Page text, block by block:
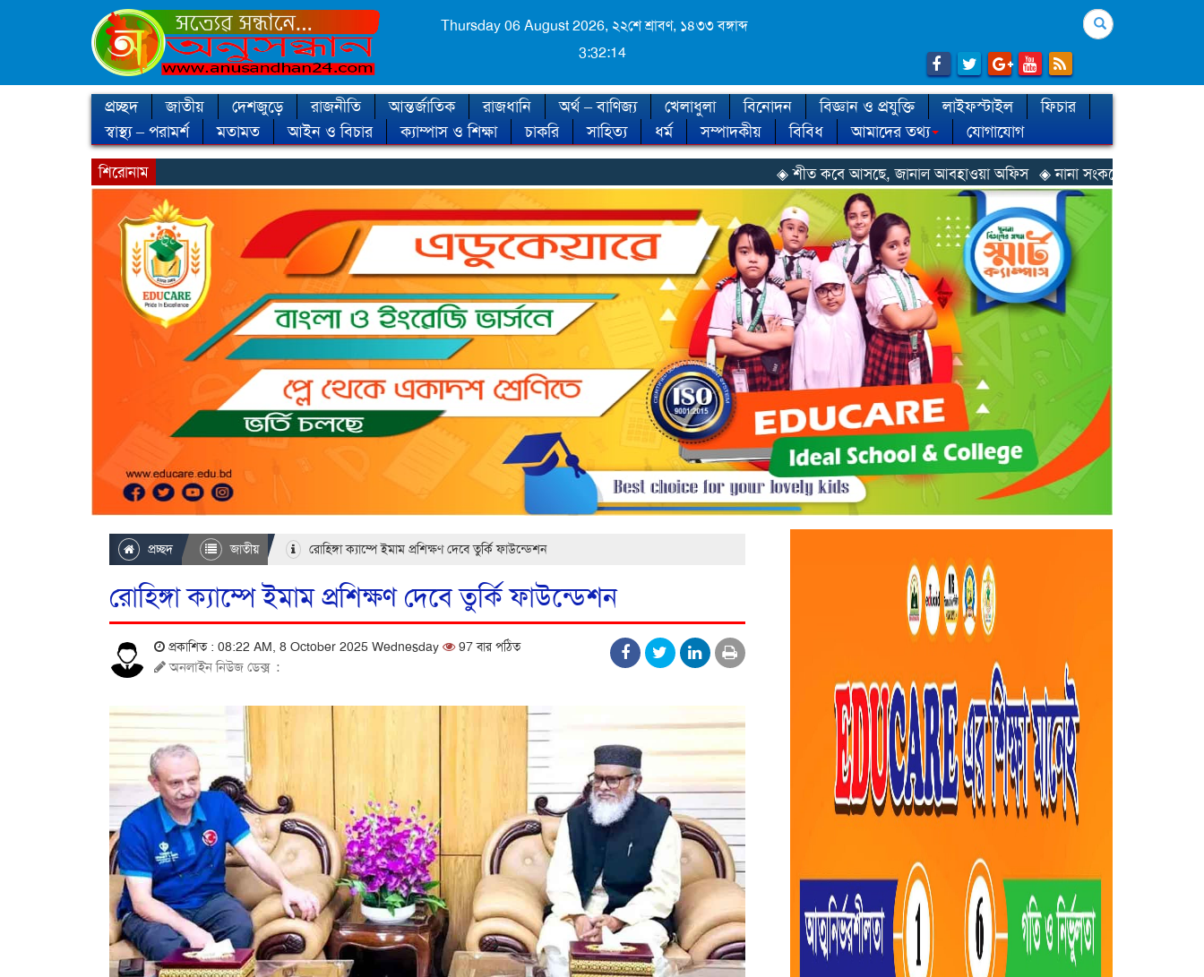
Thursday 06 August 2026, ২২শে শ্রাবণ, ১৪৩৩ বঙ্গাব্দ
3:32:16
Search
প্রচ্ছদ জাতীয় দেশজুড়ে রাজনীতি আন্তর্জাতিক রাজধানি অর্থ – বাণিজ্য খেলাধুলা বিনোদন বিজ্ঞান ও প্রযুক্তি লাইফস্টাইল
ফিচার
স্বাস্থ্য – পরামর্শ
মতামত আইন ও বিচার ক্যাম্পাস ও শিক্ষা চাকরি সাহিত্য ধর্ম সম্পাদকীয় বিবিধ আমাদের তথ্য যোগাযোগ
শিরোনাম ◈ শীত কবে আসছে, জানাল আবহাওয়া অফিস ◈ নানা সংকটে রিক্রুটিং এজেন্সি, হুমকির মুখে শ্রম
প্রচ্ছদ জাতীয় রোহিঙ্গা ক্যাম্পে ইমাম প্রশিক্ষণ দেবে তুর্কি ফাউন্ডেশন
রোহিঙ্গা ক্যাম্পে ইমাম প্রশিক্ষণ দেবে তুর্কি ফাউন্ডেশন
প্রকাশিত : 08:22 AM, 8 October 2025 Wednesday 97 বার পঠিত
অনলাইন নিউজ ডেক্স :